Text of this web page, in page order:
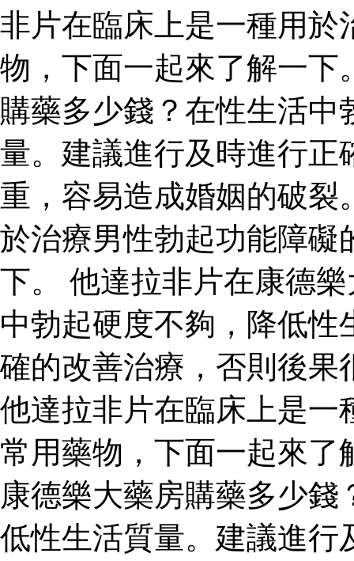
非片在臨床上是一種用於
物，下面一起來了解一下
購藥多少錢？在性生活
量。建議進行及時進行正
重，容易造成婚姻的破裂
於治療男性勃起功能障礙
下。 他達拉非片在康德
中勃起硬度不夠，降低
確的改善治療，否則後果
他達拉非片在臨床上是一
常用藥物，下面一起來
康德樂大藥房購藥多少
低性生活質量。建議進行